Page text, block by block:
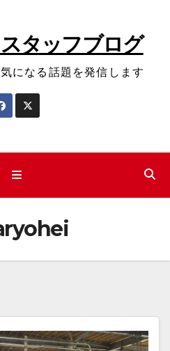
タッフブログ
になる話題を発信します